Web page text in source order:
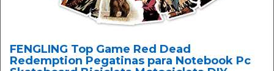
FENGLING Top Game Red Dead
Redemption Pegatinas para Notebook Pc